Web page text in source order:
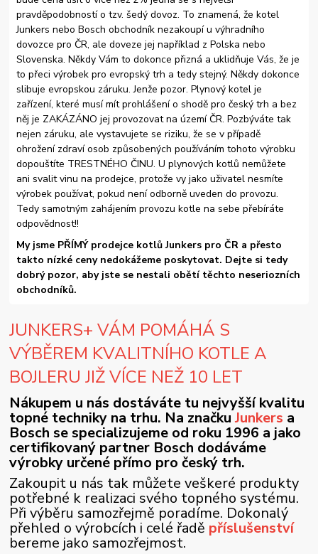
pravděpodobností o tzv. šedý dovoz. To znamená, že kotel
Junkers nebo Bosch obchodník nezakoupí u výhradního
dovozce pro ČR, ale doveze jej například z Polska nebo
Slovenska. Někdy Vám to dokonce přizná a uklidňuje Vás, že je
to přeci výrobek pro evropský trh a tedy stejný. Někdy dokonce
slibuje evropskou záruku. Jenže pozor. Plynový kotel je
zařízení, které musí mít prohlášení o shodě pro český trh a bez
něj je ZAKÁZÁNO jej provozovat na území ČR. Pozbýváte tak
nejen záruku, ale vystavujete se riziku, že se v případě
ohrožení zdraví osob způsobených používáním tohoto výrobku
dopouštíte TRESTNÉHO ČINU. U plynových kotlů nemůžete
ani svalit vinu na prodejce, protože vy jako uživatel nesmíte
výrobek používat, pokud není odborně uveden do provozu.
Tedy samotným zahájením provozu kotle na sebe přebíráte
odpovědnost!!
My jsme PŘÍMÝ prodejce kotlů Junkers pro ČR a přesto
takto nízké ceny nedokážeme poskytovat. Dejte si tedy
dobrý pozor, aby jste se nestali obětí těchto neseriozních
obchodníků.
JUNKERS+ VÁM POMÁHÁ S
VÝBĚREM KVALITNÍHO KOTLE A
BOJLERU JIŽ VÍCE NEŽ 10 LET
Nákupem u nás dostáváte tu nejvyšší kvalitu
topné techniky na trhu. Na značkuJunkers a
Bosch se specializujeme od roku 1996 a jako
certifikovaný partner Bosch dodáváme
výrobky určené přímo pro český trh.
Zakoupit u nás tak můžete veškeré produkty
potřebné k realizaci svého topného systému.
Při výběru samozřejmě poradíme. Dokonalý
přehled o výrobcích i celé řadě příslušenství
bereme jako samozřejmost.